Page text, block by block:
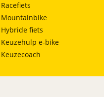
Racefiets
Mountainbike
Hybride fiets
Keuzehulp e-bike
Keuzecoach